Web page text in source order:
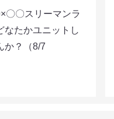
〇〇スリーマンラ
なたかユニットし
か？（8/7